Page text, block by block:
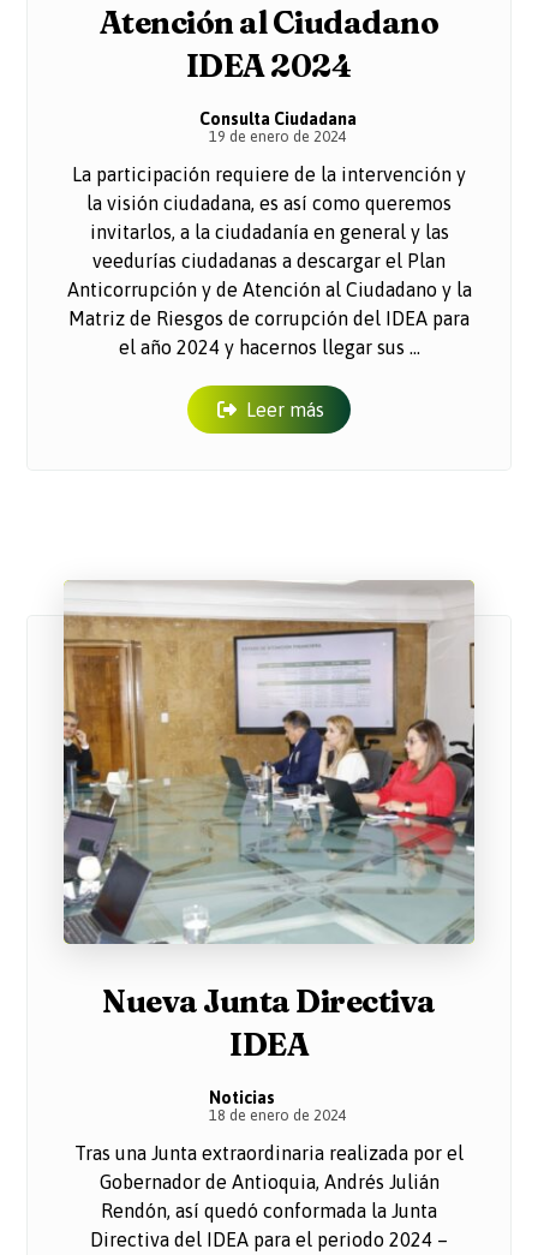
Atención al Ciudadano
IDEA 2024
Consulta Ciudadana
19 de enero de 2024
La participación requiere de la intervención y
la visión ciudadana, es así como queremos
invitarlos, a la ciudadanía en general y las
veedurías ciudadanas a descargar el Plan
Anticorrupción y de Atención al Ciudadano y la
Matriz de Riesgos de corrupción del IDEA para
el año 2024 y hacernos llegar sus ...
Leer más
Nueva Junta Directiva
IDEA
Noticias
18 de enero de 2024
Tras una Junta extraordinaria realizada por el
Gobernador de Antioquia, Andrés Julián
Rendón, así quedó conformada la Junta
Directiva del IDEA para el periodo 2024 –